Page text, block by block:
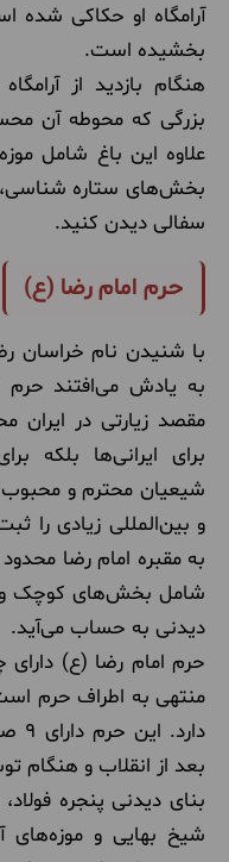
آرامگاه او حکاکی شده
بخشیده است.
هنگام بازدید از
بزرگی که محوطه آن
علاوه این باغ شامل
بخش‌های ستاره
سفالی دیدن کنید.
حرم امام رضا (ع)
با شنیدن نام خراسان
به یادش می‌افتند
مقصد زیارتی در
برای ایرانی‌ها بلکه
شیعیان محترم و
و بین‌المللی زیادی را
به مقبره امام رضا
شامل بخش‌های کوچک و
دیدنی به حساب می‌آید.
حرم امام رضا (ع) دارای
منتهی به اطراف حرم
بعد از انقلاب و هنگام
بنای دیدنی پنجره
شیخ بهایی و